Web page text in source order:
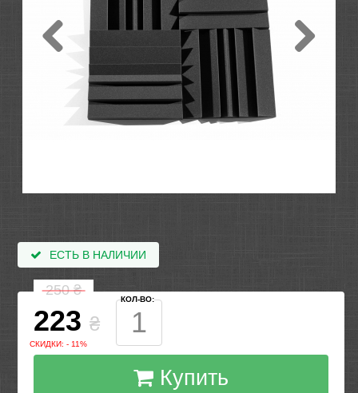
ЕСТЬ В НАЛИЧИИ
250₴
223 ₴
СКИДКИ: - 11%
КОЛ-ВО:
Купить